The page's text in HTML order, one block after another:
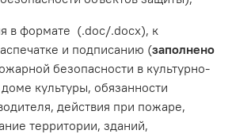
в формате (.doc/.docx), к
и подписанию (заполнено
безопасности в культурно-
культуры, обязанности
действия при пожаре,
территории, зданий,